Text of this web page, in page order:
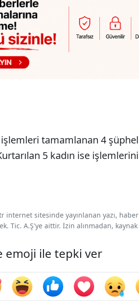
tamamlanan 4
5 kadın ise
internet sitesinde yayınlanan yazı,
Tic. A.Ş'ye aittir. İzin alınmadan,
emoji ile tepki ver